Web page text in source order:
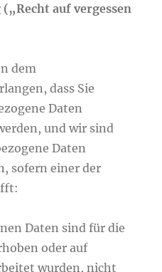
auf vergessen
dem
dass Sie
Daten
und wir sind
Daten
sofern einer der
Daten sind für die
oder auf
wurden, nicht